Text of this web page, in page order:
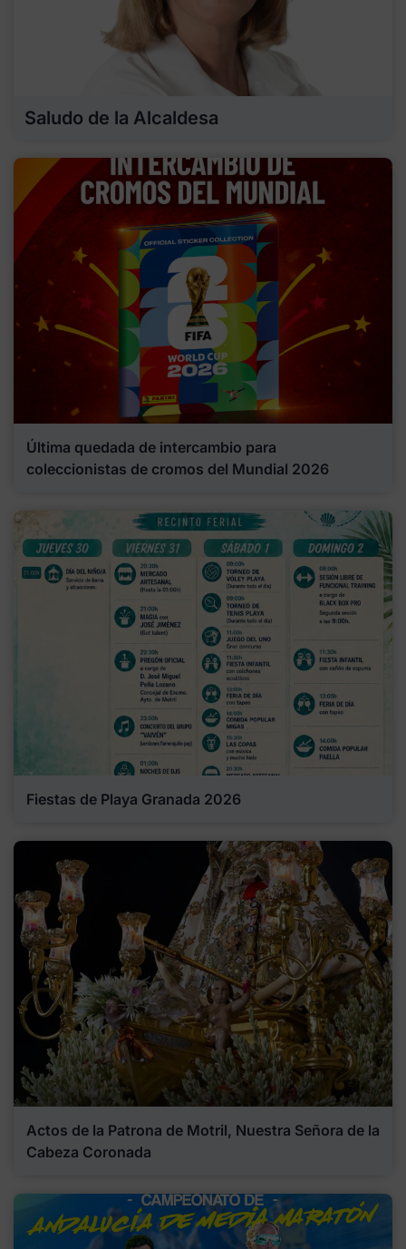
Saludo de la Alcaldesa
Última quedada de intercambio para
coleccionistas de cromos del Mundial 2026
Fiestas de Playa Granada 2026
Actos de la Patrona de Motril, Nuestra Señora de la
Cabeza Coronada